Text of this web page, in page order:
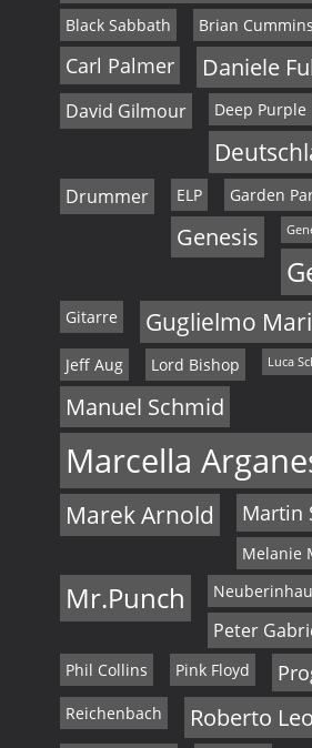
Black Sabbath Brian Cummins
Carl Palmer Daniele
David Gilmour Deep Purple
Drummer ELP Garden
Genesis
Gitarre Guglielmo
Jeff Aug Lord Bishop Luca
Manuel Schmid
Marcella
Marek Arnold Martin
Melanie
Mr.Punch
Peter
Phil Collins Pink Floyd
Reichenbach Roberto